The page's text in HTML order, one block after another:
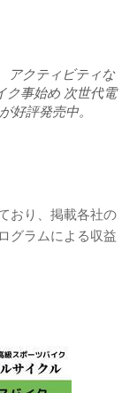
アクティビティな
ク事始め 次世代電
好評発売中。
おり、掲載各社の
グラムによる収益